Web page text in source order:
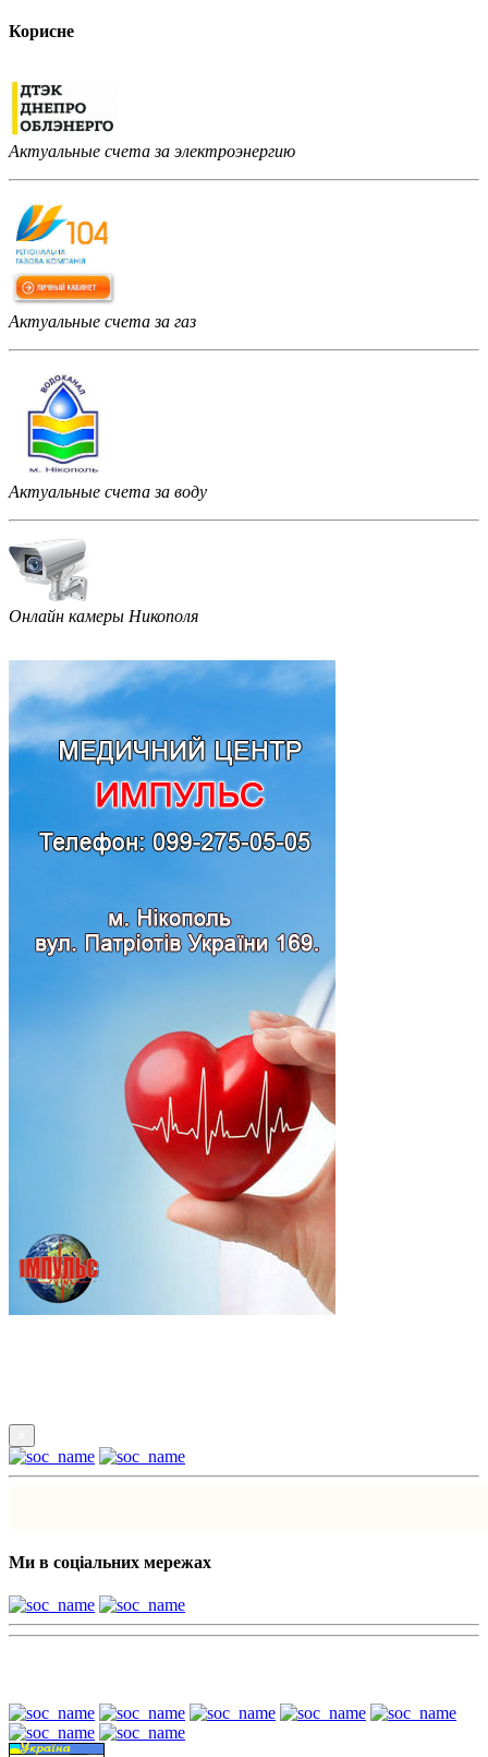
Корисне
Актуальные счета за электроэнергию
Актуальные счета за газ
Актуальные счета за воду
Онлайн камеры Никополя
Ми в соціальних мережах